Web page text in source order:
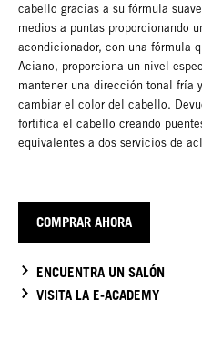
cabello gracias a su fórmula
medios a puntas proporcionando
acondicionador, con una fórmula
Aciano, proporciona un nivel
mantener una dirección tonal fría
cambiar el color del cabello.
fortifica el cabello creando
equivalentes a dos servicios de
COMPRAR AHORA
ENCUENTRA UN SALÓN
VISITA LA E-ACADEMY